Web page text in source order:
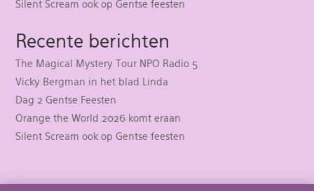
Silent Scream ook op Gentse feesten
Recente berichten
The Magical Mystery Tour NPO Radio 5
Vicky Bergman in het blad Linda
Dag 2 Gentse Feesten
Orange the World 2026 komt eraan
Silent Scream ook op Gentse feesten